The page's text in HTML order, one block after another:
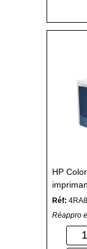
HP
Réf:
Réappro